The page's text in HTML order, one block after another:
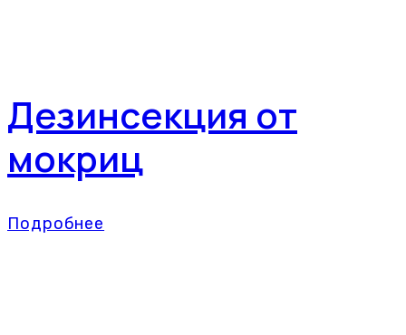
Дезинсекция от
мокриц
Подробнее